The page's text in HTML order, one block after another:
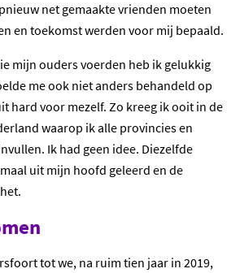
net gemaakte vrienden moeten
en toekomst werden voor mij bepaald.
mijn ouders voerden heb ik gelukkig
me ook niet anders behandeld op
hard voor mezelf. Zo kreeg ik ooit in de
waarop ik alle provincies en
Ik had geen idee. Diezelfde
uit mijn hoofd geleerd en de
tot we, na ruim tien jaar in 2019,